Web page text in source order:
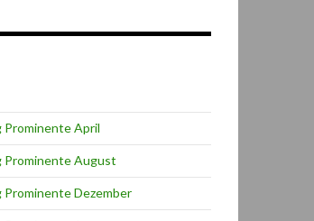
April
August
Dezember